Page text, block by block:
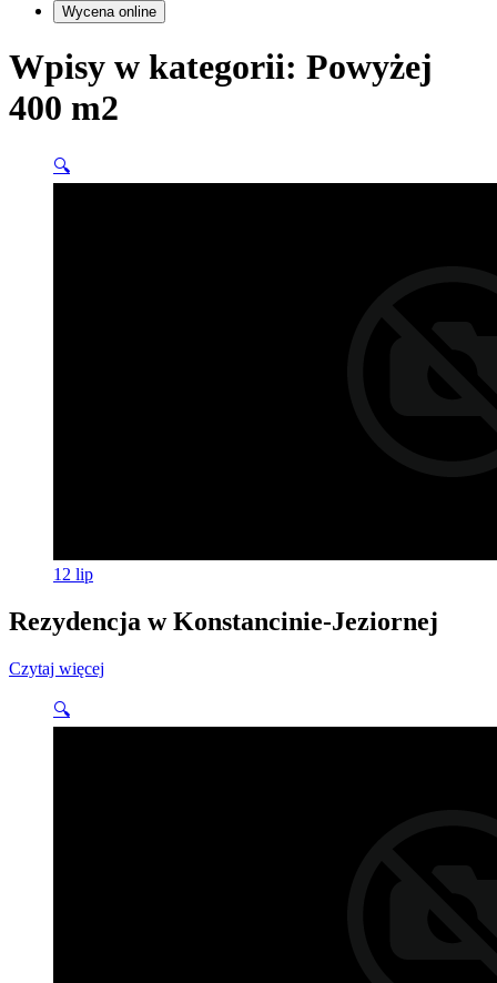
Wycena online
Wpisy w kategorii: Powyżej
400 m2
🔍
12 lip
Rezydencja w Konstancinie-Jeziornej
Czytaj więcej
🔍